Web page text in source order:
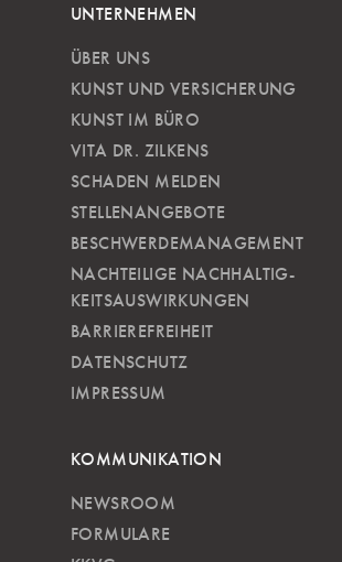
UNTERNEHMEN
ÜBER UNS
KUNST UND VERSICHERUNG
KUNST IM BÜRO
VITA DR. ZILKENS
SCHADEN MELDEN
STELLENANGEBOTE
BESCHWERDEMANAGEMENT
NACHTEILIGE NACH­HALTIG­
KEITSAUSWIRKUNGEN
BARRIEREFREIHEIT
DATENSCHUTZ
IMPRESSUM
KOMMUNIKATION
NEWSROOM
FORMULARE